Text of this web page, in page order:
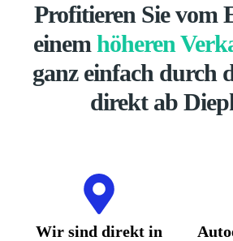
Profitieren Sie vom
einem höheren
ganz einfach durch
direkt ab
Wir sind direkt in